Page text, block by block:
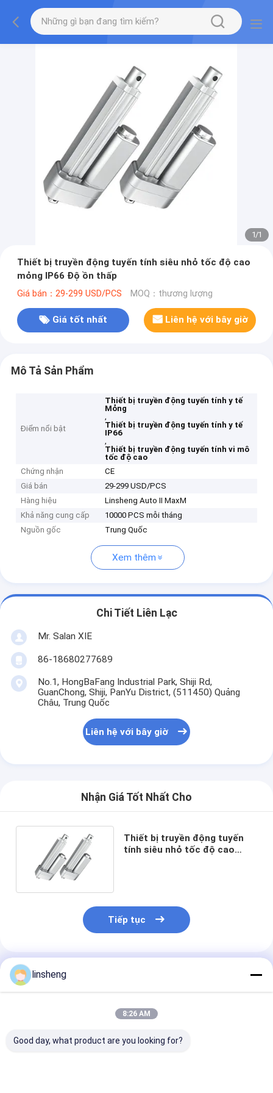
1/1
Thiết bị truyền động tuyến tính siêu nhỏ tốc độ cao
mỏng IP66 Độ ồn thấp
Giá bán：29-299 USD/PCS MOQ：thương lượng
Giá tốt nhất Liên hệ với bây giờ
Mô Tả Sản Phẩm
Điểm nổi bật
Thiết bị truyền động tuyến tính y tế
Mỏng
,
Thiết bị truyền động tuyến tính y tế
IP66
,
Thiết bị truyền động tuyến tính vi mô
tốc độ cao
Chứng nhận
CE
Giá bán
29-299 USD/PCS
Hàng hiệu
Linsheng Auto II MaxM
Khả năng cung cấp
10000 PCS mỗi tháng
Nguồn gốc
Trung Quốc
Xem thêm
Chi Tiết Liên Lạc
Mr. Salan XIE
86-18680277689
No.1, HongBaFang Industrial Park, Shiji Rd,
GuanChong, Shiji, PanYu District, (511450) Quảng
Châu, Trung Quốc
Liên hệ với bây giờ
Nhận Giá Tốt Nhất Cho
Thiết bị truyền động tuyến
tính siêu nhỏ tốc độ cao
Tiếp tục
Sản Phẩm Khuyến Cáo
linsheng
8:26 AM
Good day, what product are you looking for?